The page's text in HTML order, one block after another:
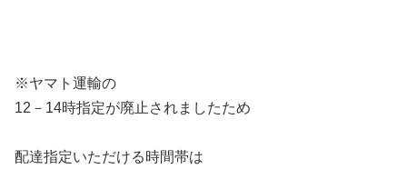
※ヤマト運輸の
12－14時指定が廃止されましたため
配達指定いただける時間帯は